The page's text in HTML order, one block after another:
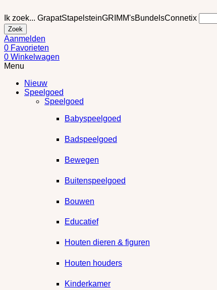
Ik zoek... GrapatStapelsteinGRIMM'sBundelsConnetix
Zoek
Aanmelden
0 Favorieten
0 Winkelwagen
Menu
Nieuw
Speelgoed
Speelgoed
Babyspeelgoed
Badspeelgoed
Bewegen
Buitenspeelgoed
Bouwen
Educatief
Houten dieren & figuren
Houten houders
Kinderkamer